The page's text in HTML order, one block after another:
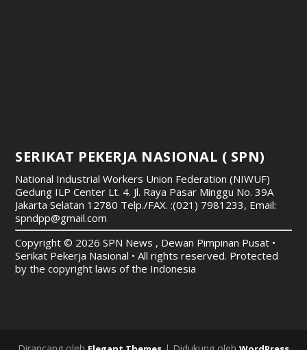
SERIKAT PEKERJA NASIONAL ( SPN)
National Industrial Workers Union Federation (NIWUF)
Gedung ILP Center Lt. 4. Jl. Raya Pasar Minggu No. 39A
Jakarta Selatan 12780 Telp./FAX. :(021) 7981233, Email:
spndpp@gmail.com
Copyright © 2026 SPN News , Dewan Pimpinan Pusat •
Serikat Pekerja Nasional • All rights reserved. Protected
by the copyright laws of the Indonesia